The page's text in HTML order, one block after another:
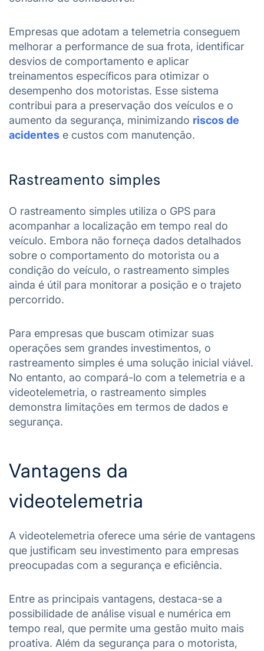
Empresas que adotam a telemetria conseguem
melhorar a performance de sua frota, identificar
desvios de comportamento e aplicar
treinamentos específicos para otimizar o
desempenho dos motoristas. Esse sistema
contribui para a preservação dos veículos e o
aumento da segurança, minimizando riscos de
acidentes e custos com manutenção.
Rastreamento simples
O rastreamento simples utiliza o GPS para
acompanhar a localização em tempo real do
veículo. Embora não forneça dados detalhados
sobre o comportamento do motorista ou a
condição do veículo, o rastreamento simples
ainda é útil para monitorar a posição e o trajeto
percorrido.
Para empresas que buscam otimizar suas
operações sem grandes investimentos, o
rastreamento simples é uma solução inicial viável.
No entanto, ao compará-lo com a telemetria e a
videotelemetria, o rastreamento simples
demonstra limitações em termos de dados e
segurança.
Vantagens da
videotelemetria
A videotelemetria oferece uma série de vantagens
que justificam seu investimento para empresas
preocupadas com a segurança e eficiência.
Entre as principais vantagens, destaca-se a
possibilidade de análise visual e numérica em
tempo real, que permite uma gestão muito mais
proativa. Além da segurança para o motorista,